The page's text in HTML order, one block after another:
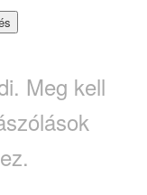
Meg kell